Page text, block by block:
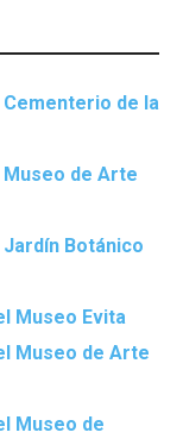
Cementerio de la
Museo de Arte
Jardín Botánico
Museo Evita
Museo de Arte
Museo de